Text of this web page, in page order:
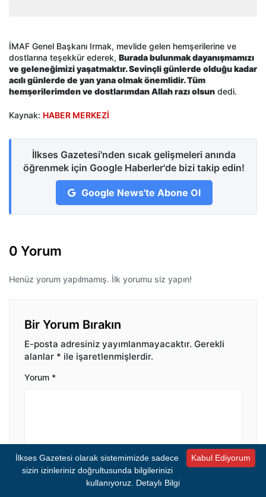
İMAF Genel Başkanı Irmak, mevlide gelen hemşerilerine ve
dostlarına teşekkür ederek, Burada bulunmak dayanışmamızı
ve geleneğimizi yaşatmaktır. Sevinçli günlerde olduğu kadar
acılı günlerde de yan yana olmak önemlidir. Tüm
hemşerilerimden ve dostlarımdan Allah razı olsun dedi.
Kaynak: HABER MERKEZİ
İlkses Gazetesi'nden sıcak gelişmeleri anında
öğrenmek için Google Haberler'de bizi takip edin!
Google News'te Abone Ol
0 Yorum
Henüz yorum yapılmamış. İlk yorumu siz yapın!
Bir Yorum Bırakın
E-posta adresiniz yayımlanmayacaktır. Gerekli
alanlar * ile işaretlenmişlerdir.
Yorum *
İsim* E-posta
Kabul Ediyorum
İlkses Gazetesi olarak sistemimizde sadece
sizin izinleriniz doğrultusunda bilgilerinizi
kullanıyoruz. Detaylı Bilgi